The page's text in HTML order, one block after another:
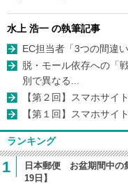
水上 浩一 の執筆記事
EC担当者「3つの間違
脱・モール依存への「
別で異なる...
【第２回】スマホサイ
【第１回】スマホサイ
ランキング
1
日本郵便 お盆期間中の
19日】